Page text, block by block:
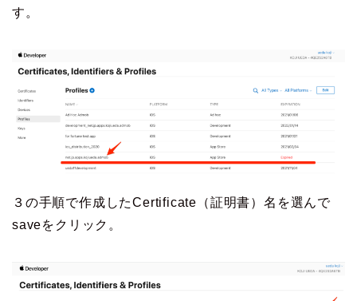
す。
３の手順で作成したCertificate（証明書）名を選んで
saveをクリック。